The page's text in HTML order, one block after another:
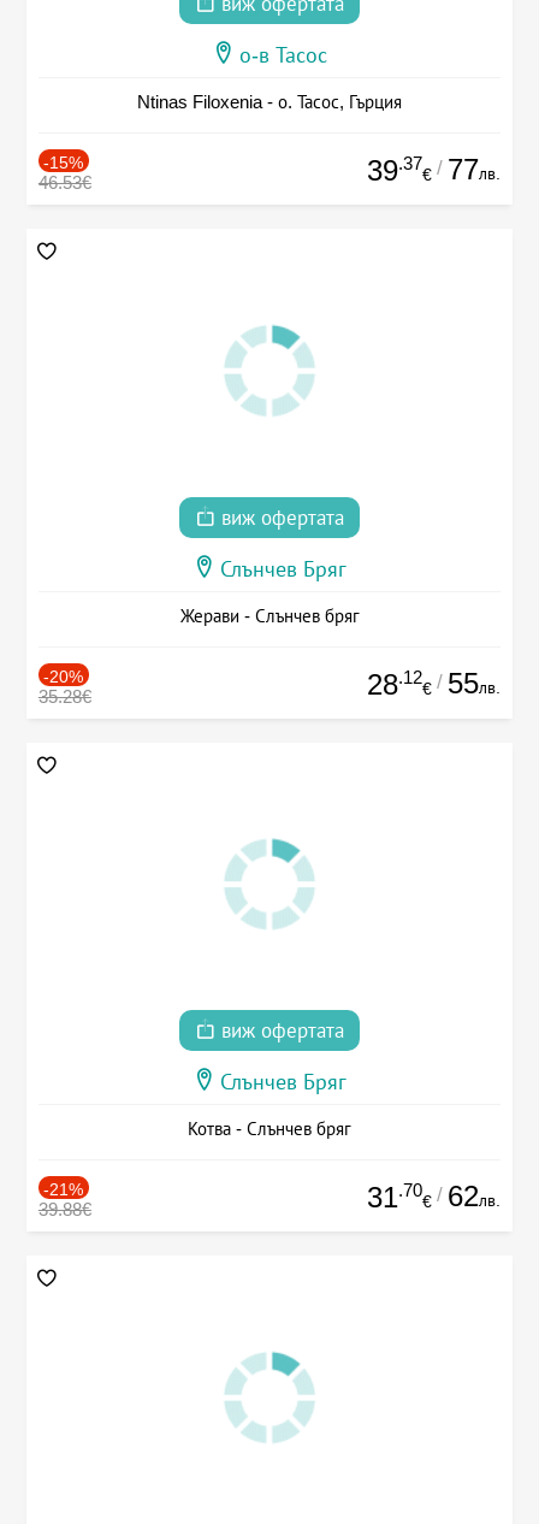
о-в Тасос
Ntinas Filoxenia - о. Тасос, Гърция
-15%
46.53€ 39.37
€ / 77лв.
виж офертата
Слънчев Бряг
Жерави - Слънчев бряг
-20%
35.28€ 28.12
€ / 55лв.
виж офертата
Слънчев Бряг
Котва - Слънчев бряг
-21%
39.88€ 31.70
€ / 62лв.